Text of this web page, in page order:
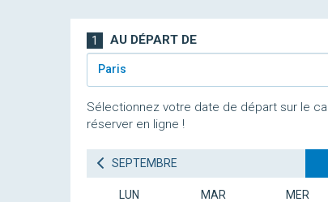
1 AU DÉPART DE
Paris
Sélectionnez votre date de départ sur le
réserver en ligne !
SEPTEMBRE
LUN MAR MER